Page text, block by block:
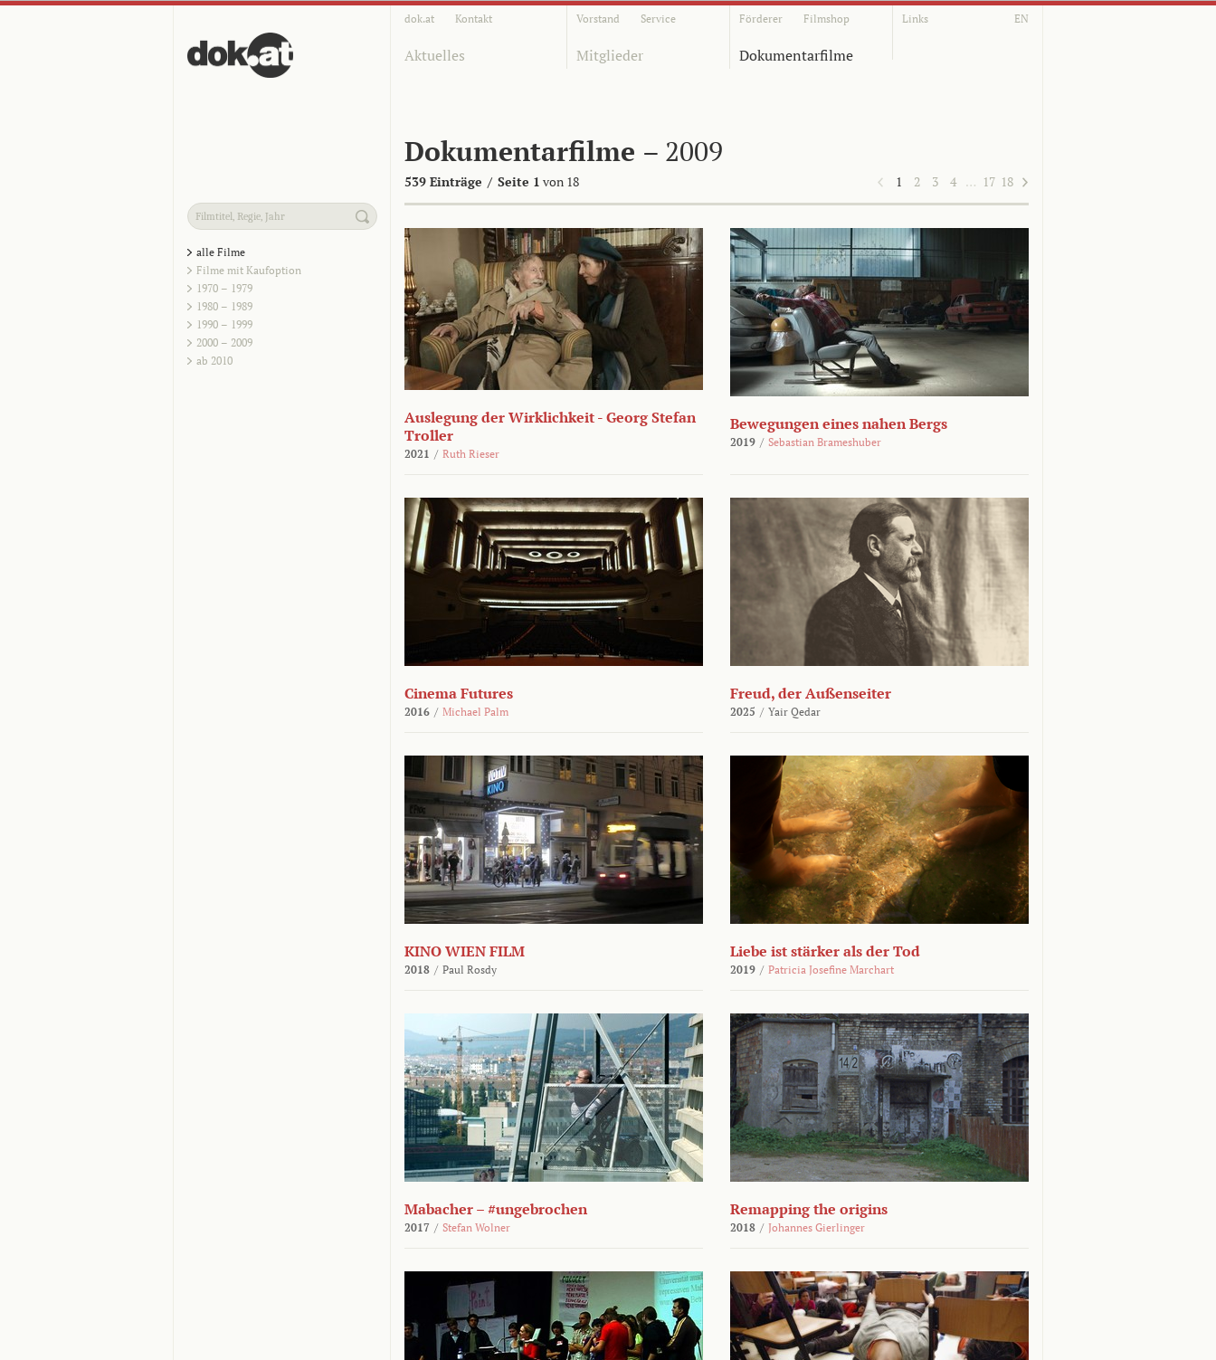
dok.at Kontakt Vorstand Service Förderer Filmshop Links EN
Aktuelles Mitglieder Dokumentarfilme
Dokumentarfilme – 2009
539 Einträge / Seite 1 von 18 1 2 3 4 … 17 18
alle Filme
Filme mit Kaufoption
1970 – 1979
1980 – 1989
1990 – 1999
2000 – 2009
ab 2010
Auslegung der Wirklichkeit - Georg Stefan
Troller
2021 / Ruth Rieser
Bewegungen eines nahen Bergs
2019 / Sebastian Brameshuber
Cinema Futures
2016 / Michael Palm
Freud, der Außenseiter
2025 / Yair Qedar
KINO WIEN FILM
2018 / Paul Rosdy
Liebe ist stärker als der Tod
2019 / Patricia Josefine Marchart
Mabacher – #ungebrochen
2017 / Stefan Wolner
Remapping the origins
2018 / Johannes Gierlinger